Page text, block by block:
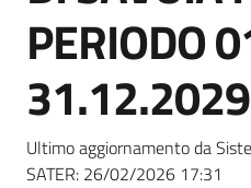
site
PERIODO
31.12.2029
Ultimo aggiornamento da
SATER: 26/02/2026 17:31